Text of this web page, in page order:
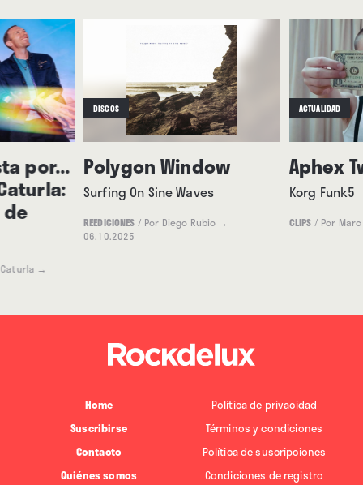
por...
→
DISCOS
Polygon Window
Surfing On Sine Waves
REEDICIONES / Por Diego Rubio →
06.10.2025
ACTUALIDAD
Aphex
Korg Funk5
CLIPS / Por
Home
Suscribirse
Contacto
Quiénes somos
Política de privacidad
Términos y condiciones
Política de suscripciones
Condiciones de registro